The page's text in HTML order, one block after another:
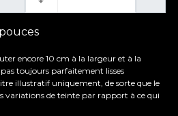
pouces
encore 10 cm à la largeur et à la
toujours parfaitement lisses
illustratif uniquement, de sorte que le
variations de teinte par rapport à ce qui